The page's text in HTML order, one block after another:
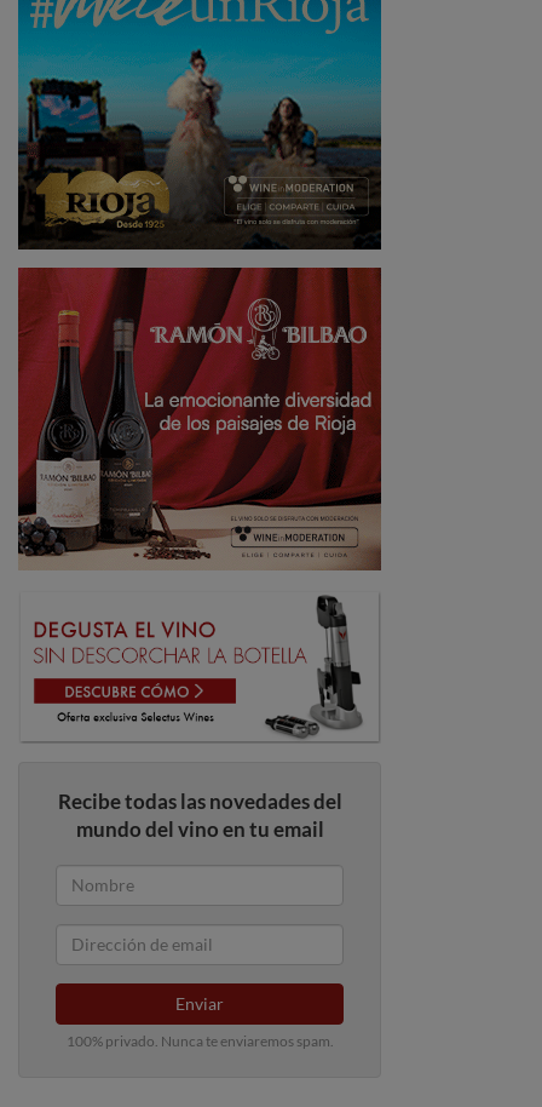
Recibe todas las novedades del
mundo del vino en tu email
Enviar
100% privado. Nunca te enviaremos spam.